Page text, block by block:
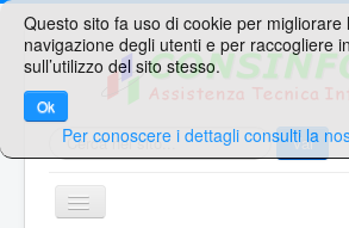
Cerca... Vai
TPL_PROTOSTAR_TOGGLE_MENU
Questo sito fa uso di cookie per migliorare
navigazione degli utenti e per raccogliere
sull’utilizzo del sito stesso.
Ok
Per conoscere i dettagli consulti la